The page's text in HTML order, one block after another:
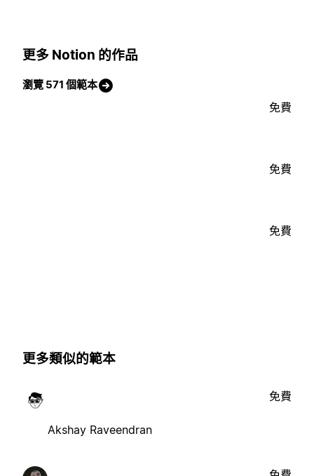
更多 Notion 的作品
瀏覽 571 個範本
免費
免費
免費
更多類似的範本
Akshay Raveendran
免費